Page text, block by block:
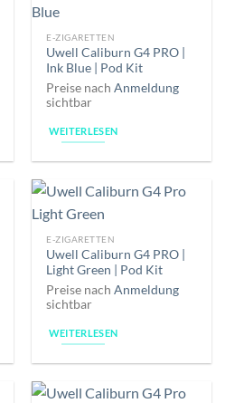
E-ZIGARETTEN
Uwell Caliburn G4 PRO |
Ink Blue | Pod Kit
Preise nachAnmeldung
sichtbar
WEITERLESEN
E-ZIGARETTEN
Uwell Caliburn G4 PRO |
Light Green | Pod Kit
Preise nachAnmeldung
sichtbar
WEITERLESEN